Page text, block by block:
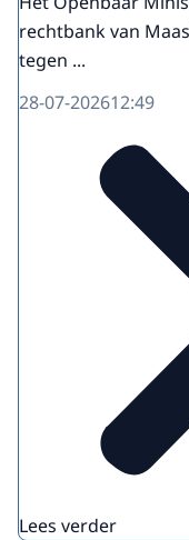
rechtbank van
tegen ...
28-07-202612:49
Lees verder